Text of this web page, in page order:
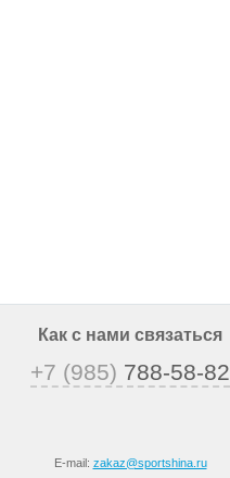
Как с нами связаться
+7 (985) 788-58-82
E-mail: zakaz@sportshina.ru